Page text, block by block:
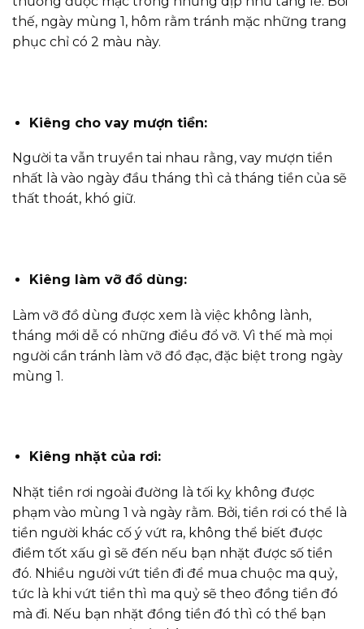
thế, ngày mùng 1, hôm rằm tránh mặc những trang
phục chỉ có 2 màu này.
Kiêng cho vay mượn tiền:
Người ta vẫn truyền tai nhau rằng, vay mượn tiền
nhất là vào ngày đầu tháng thì cả tháng tiền của sẽ
thất thoát, khó giữ.
Kiêng làm vỡ đồ dùng:
Làm vỡ đồ dùng được xem là việc không lành,
tháng mới dễ có những điều đổ vỡ. Vì thế mà mọi
người cần tránh làm vỡ đồ đạc, đặc biệt trong ngày
mùng 1.
Kiêng nhặt của rơi:
Nhặt tiền rơi ngoài đường là tối kỵ không được
phạm vào mùng 1 và ngày rằm. Bởi, tiền rơi có thể là
tiền người khác cố ý vứt ra, không thể biết được
điềm tốt xấu gì sẽ đến nếu bạn nhặt được số tiền
đó. Nhiều người vứt tiền đi để mua chuộc ma quỷ,
tức là khi vứt tiền thì ma quỷ sẽ theo đồng tiền đó
mà đi. Nếu bạn nhặt đồng tiền đó thì có thể bạn